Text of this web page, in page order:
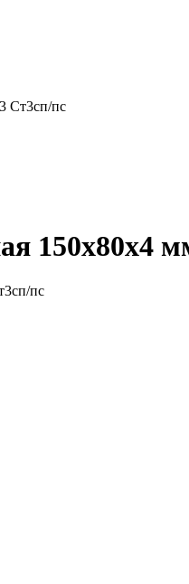
Ст3сп/пс
150x80x4